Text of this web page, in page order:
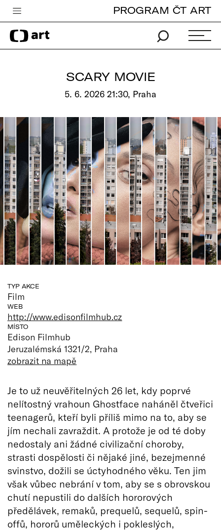
Česká televize
Zpravodajství
Pro děti
edu
Vše o ČT
PROGRAM ČT ART
SCARY MOVIE
5. 6. 2026 21:30, Praha
TYP AKCE
Film
WEB
http://www.edisonfilmhub.cz
MÍSTO
Edison Filmhub
Jeruzalémská 1321/2, Praha
zobrazit na mapě
Je to už neuvěřitelných 26 let, kdy poprvé
nelítostný vrahoun Ghostface naháněl čtveřici
teenagerů, kteří byli příliš mimo na to, aby se
jím nechali zavraždit. A protože je od té doby
nedostaly ani žádné civilizační choroby,
strasti dospělosti či nějaké jiné, bezejmenné
svinstvo, dožili se úctyhodného věku. Ten jim
však vůbec nebrání v tom, aby se s obrovskou
chutí nepustili do dalších hororových
předělávek, remaků, prequelů, sequelů, spin-
offů, hororů uměleckých i pokleslých,